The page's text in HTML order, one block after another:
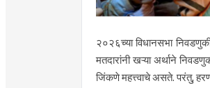
२०२६च्या विधानसभा
मतदारांनी खऱ्या अर्थाने
जिंकणे महत्त्वाचे असते. परंतु,